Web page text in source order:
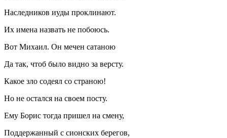
Наследников иуды проклинают.
Их имена назвать не побоюсь.
Вот Михаил. Он мечен сатаною
Да так, чтоб было видно за версту.
Какое зло содеял со страною!
Но не остался на своем посту.
Ему Борис тогда пришел на смену,
Поддержанный с сионских берегов,